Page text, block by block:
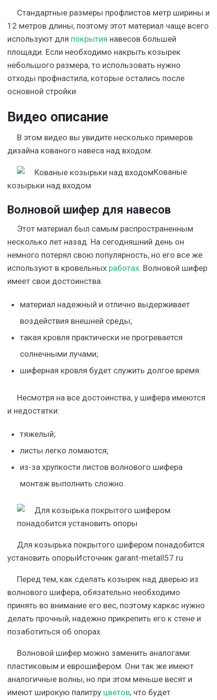
Стандартные размеры профлистов метр ширины и
12 метров длины, поэтому этот материал чаще всего
используют для покрытия навесов большей
площади. Если необходимо накрыть козырек
небольшого размера, то использовать нужно
отходы профнастила, которые остались после
основной стройки.
Видео описание
В этом видео вы увидите несколько примеров
дизайна кованого навеса над входом:
Кованые
козырьки над входом
Волновой шифер для навесов
Этот материал был самым распространенным
несколько лет назад. На сегодняшний день он
немного потерял свою популярность, но его все же
используют в кровельных работах. Волновой шифер
имеет свои достоинства:
материал надежный и отлично выдерживает
воздействия внешней среды;
такая кровля практически не прогревается
солнечными лучами;
шиферная кровля будет служить долгое время.
Несмотря на все достоинства, у шифера имеются
и недостатки:
тяжелый;
листы легко ломаются;
из-за хрупкости листов волнового шифера
монтаж выполнить сложно.
Для козырька покрытого шифером понадобится
установить опорыИсточник garant-metall57.ru
Перед тем, как сделать козырек над дверью из
волнового шифера, обязательно необходимо
принять во внимание его вес, поэтому каркас нужно
делать прочный, надежно прикрепить его к стене и
позаботиться об опорах.
Волновой шифер можно заменить аналогами:
пластиковым и еврошифером. Они так же имеют
аналогичные волны, но при этом меньше весят и
имеют широкую палитру цветов, что будет